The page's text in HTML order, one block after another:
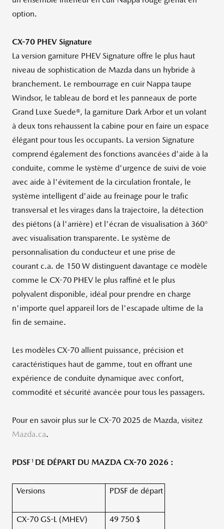
option.
CX-70 PHEV Signature
La version garniture PHEV Signature offre le plus haut
niveau de sophistication de Mazda dans un hybride à
branchement. Le rembourrage en cuir Nappa taupe
Windsor, le tableau de bord et les panneaux de porte
Grand Luxe Suede®, la garniture Dark Arbor et un volant
à deux tons rehaussent la cabine pour en faire un espace
élégant pour tous les occupants. La version Signature
comprend également des fonctions avancées d'aide à la
conduite, comme le système d'urgence de suivi de voie
avec aide à l'évitement de la circulation frontale, le
système intelligent d'aide au freinage pour le trafic
transversal et les virages dans la trajectoire, la détection
des piétons (à l'arrière) et l'écran de visualisation à 360°
avec visualisation transparente. Le système de
personnalisation du conducteur et une prise de
courant c.a. de 150 W distinguent davantage ce modèle
comme le CX-70 PHEV le plus raffiné et le plus
polyvalent disponible, idéal pour prendre en charge
n'importe quel appareil lors de l'escapade ultime de la
fin de semaine.
Les modèles CX-70 allient puissance, précision et
caractéristiques haut de gamme, tout en offrant une
expérience de conduite dynamique avec confort,
commodité et sécurité avancée pour tous les passagers.
Pour en savoir plus sur le CX-70 2025 de Mazda, visitez
Mazda.ca.
PDSF 1 DE DÉPART DU MAZDA CX-70 2026 :
Versions PDSF de départ
CX-70 GS-L (MHEV) 49 750 $